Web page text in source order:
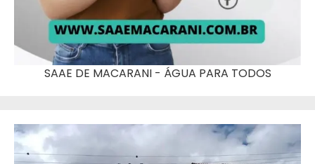
SAAE DE MACARANI - ÁGUA PARA TODOS